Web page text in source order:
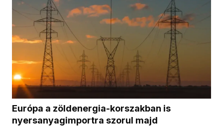
Európa a zöldenergia-korszakban is
nyersanyagimportra szorul majd